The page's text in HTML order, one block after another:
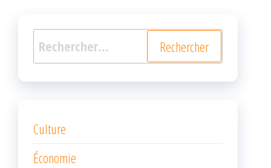
Rechercher :
Culture
Économie